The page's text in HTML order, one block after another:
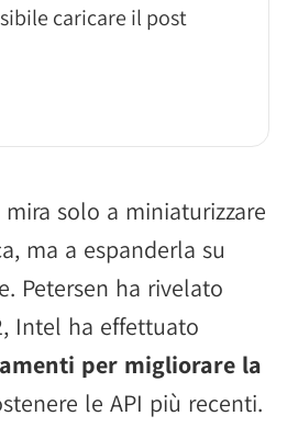
caricare il post
solo a miniaturizzare
ma a espanderla su
Petersen ha rivelato
Intel ha effettuato
per migliorare la
le API più recenti.